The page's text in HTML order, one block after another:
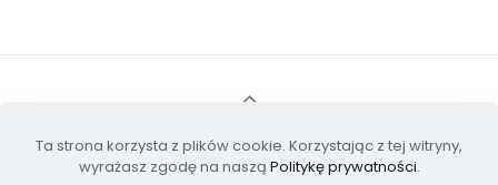
RatMedica © 2024 |Polityka Prywatności / RODO|
Zasady monitoringu obiektu przychodni|
Ta strona korzysta z plików cookie. Korzystając z tej witryny,
wyrażasz zgodę na naszą Politykę prywatności.